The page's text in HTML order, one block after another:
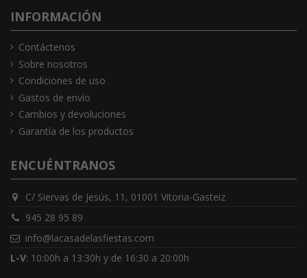
INFORMACIÓN
Contáctenos
Sobre nosotros
Condiciones de uso
Gastos de envío
Cambios y devoluciones
Garantía de los productos
ENCUÉNTRANOS
C/ Siervas de Jesús, 11, 01001 Vitoria-Gasteiz
945 28 95 89
info@lacasadelasfiestas.com
L-V: 10:00h a 13:30h y de 16:30 a 20:00h